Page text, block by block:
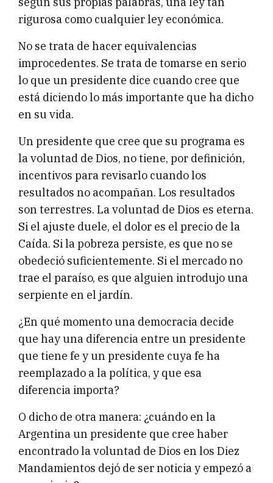
rigurosa como cualquier ley económica.
No se trata de hacer equivalencias
improcedentes. Se trata de tomarse en serio
lo que un presidente dice cuando cree que
está diciendo lo más importante que ha dicho
en su vida.
Un presidente que cree que su programa es
la voluntad de Dios, no tiene, por definición,
incentivos para revisarlo cuando los
resultados no acompañan. Los resultados
son terrestres. La voluntad de Dios es eterna.
Si el ajuste duele, el dolor es el precio de la
Caída. Si la pobreza persiste, es que no se
obedeció suficientemente. Si el mercado no
trae el paraíso, es que alguien introdujo una
serpiente en el jardín.
¿En qué momento una democracia decide
que hay una diferencia entre un presidente
que tiene fe y un presidente cuya fe ha
reemplazado a la política, y que esa
diferencia importa?
O dicho de otra manera: ¿cuándo en la
Argentina un presidente que cree haber
encontrado la voluntad de Dios en los Diez
Mandamientos dejó de ser noticia y empezó a